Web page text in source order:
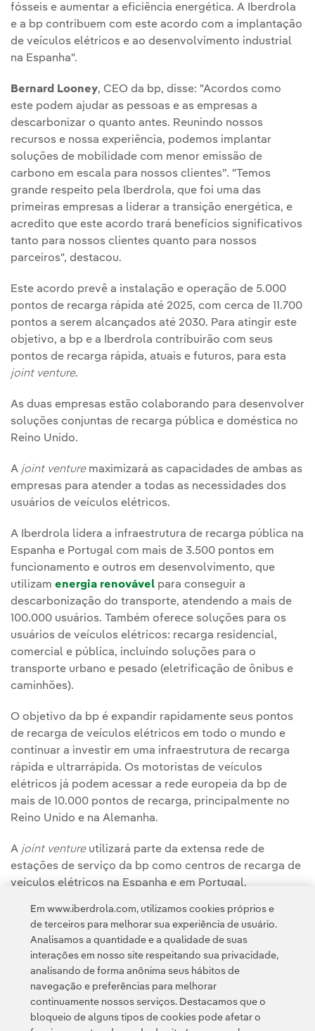
fósseis e aumentar a eficiência energética. A Iberdrola
e a bp contribuem com este acordo com a implantação
de veículos elétricos e ao desenvolvimento industrial
na Espanha".
Bernard Looney, CEO da bp, disse: "Acordos como
este podem ajudar as pessoas e as empresas a
descarbonizar o quanto antes. Reunindo nossos
recursos e nossa experiência, podemos implantar
soluções de mobilidade com menor emissão de
carbono em escala para nossos clientes”. "Temos
grande respeito pela Iberdrola, que foi uma das
primeiras empresas a liderar a transição energética, e
acredito que este acordo trará benefícios significativos
tanto para nossos clientes quanto para nossos
parceiros", destacou.
Este acordo prevê a instalação e operação de 5.000
pontos de recarga rápida até 2025, com cerca de 11.700
pontos a serem alcançados até 2030. Para atingir este
objetivo, a bp e a Iberdrola contribuirão com seus
pontos de recarga rápida, atuais e futuros, para esta
joint venture.
As duas empresas estão colaborando para desenvolver
soluções conjuntas de recarga pública e doméstica no
Reino Unido.
A joint venturemaximizará as capacidades de ambas as
empresas para atender a todas as necessidades dos
usuários de veículos elétricos.
A Iberdrola lidera a infraestrutura de recarga pública na
Espanha e Portugal com mais de 3.500 pontos em
funcionamento e outros em desenvolvimento, que
utilizam energia renovável para conseguir a
descarbonização do transporte, atendendo a mais de
100.000 usuários. Também oferece soluções para os
usuários de veículos elétricos: recarga residencial,
comercial e pública, incluindo soluções para o
transporte urbano e pesado (eletrificação de ônibus e
caminhões).
O objetivo da bp é expandir rapidamente seus pontos
de recarga de veículos elétricos em todo o mundo e
continuar a investir em uma infraestrutura de recarga
rápida e ultrarrápida. Os motoristas de veículos
elétricos já podem acessar a rede europeia da bp de
mais de 10.000 pontos de recarga, principalmente no
Reino Unido e na Alemanha.
A joint ventureutilizará parte da extensa rede de
estações de serviço da bp como centros de recarga de
veículos elétricos na Espanha e em Portugal.
Política de Privacidade Informação legal
Política de cookies Configuração de cookies Acessibilidade
Em www.iberdrola.com, utilizamos cookies próprios e
de terceiros para melhorar sua experiência de usuário.
Analisamos a quantidade e a qualidade de suas
interações em nosso site respeitando sua privacidade,
analisando de forma anônima seus hábitos de
navegação e preferências para melhorar
continuamente nossos serviços. Destacamos que o
bloqueio de alguns tipos de cookies pode afetar o